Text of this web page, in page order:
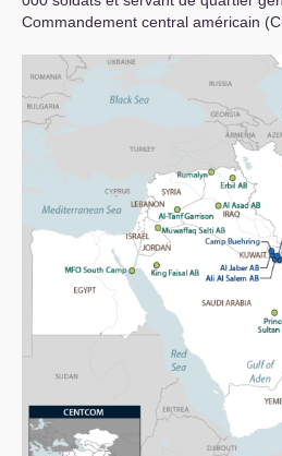
Commandement central américain (